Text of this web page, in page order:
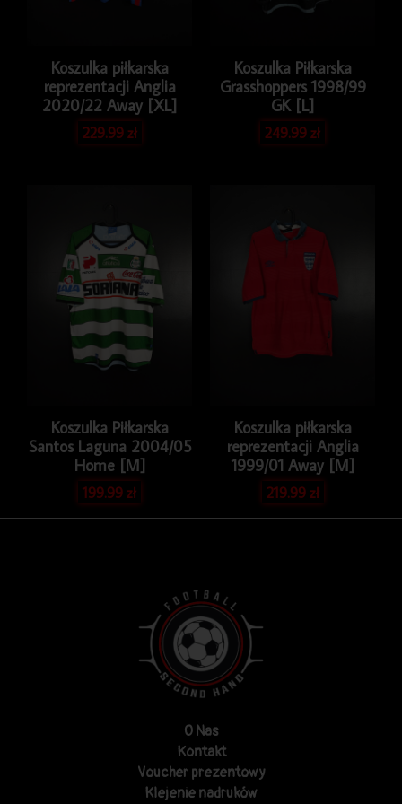
Koszulka piłkarska
reprezentacji Anglia
2020/22 Away [XL]
229.99zł
Koszulka Piłkarska
Grasshoppers 1998/99
GK [L]
249.99zł
Koszulka Piłkarska
Santos Laguna 2004/05
Home [M]
199.99zł
Koszulka piłkarska
reprezentacji Anglia
1999/01 Away [M]
219.99zł
O Nas
Kontakt
Voucher prezentowy
Klejenie nadruków